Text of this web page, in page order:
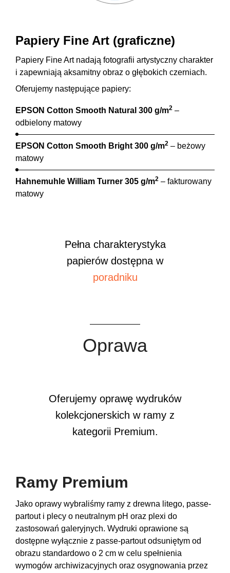
Papiery Fine Art (graficzne)
Papiery Fine Art nadają fotografii artystyczny charakter
i zapewniają aksamitny obraz o głębokich czerniach.
Oferujemy następujące papiery:
EPSON Cotton Smooth Natural 300 g/m2 –
odbielony matowy
EPSON Cotton Smooth Bright 300 g/m2 – beżowy
matowy
Hahnemuhle William Turner 305 g/m2 – fakturowany
matowy
Pełna charakterystyka
papierów dostępna w
poradniku
Oprawa
Oferujemy oprawę wydruków
kolekcjonerskich w ramy z
kategorii Premium.
Ramy Premium
Jako oprawy wybraliśmy ramy z drewna litego, passe-
partout i plecy o neutralnym pH oraz plexi do
zastosowań galeryjnych. Wydruki oprawione są
dostępne wyłącznie z passe-partout odsuniętym od
obrazu standardowo o 2 cm w celu spełnienia
wymogów archiwizacyjnych oraz osygnowania przez